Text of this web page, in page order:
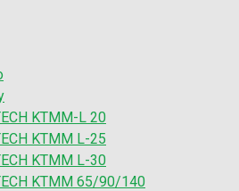
KTMM-L 20
KTMM L-25
KTMM L-30
KTMM 65/90/140